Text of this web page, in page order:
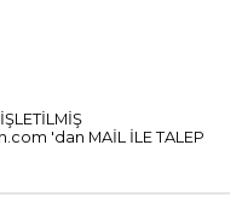
'dan MAİL İLE TALEP